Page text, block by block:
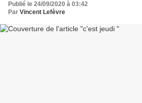
Publié le 24/09/2020 à 03:42
Par Vincent Lefèvre